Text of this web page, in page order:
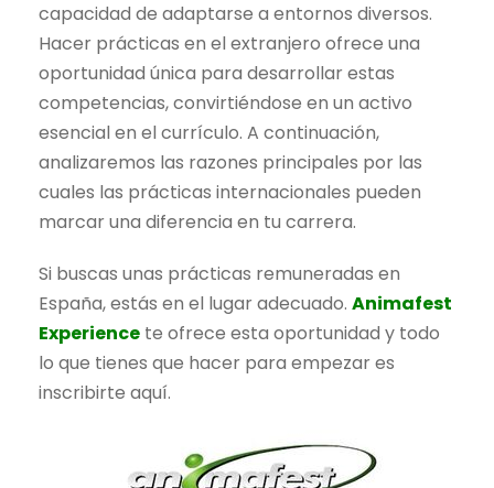
capacidad de adaptarse a entornos diversos.
Hacer prácticas en el extranjero ofrece una
oportunidad única para desarrollar estas
competencias, convirtiéndose en un activo
esencial en el currículo. A continuación,
analizaremos las razones principales por las
cuales las prácticas internacionales pueden
marcar una diferencia en tu carrera.
Si buscas unas prácticas remuneradas en
España, estás en el lugar adecuado. Animafest
Experience te ofrece esta oportunidad y todo
lo que tienes que hacer para empezar es
inscribirte aquí.